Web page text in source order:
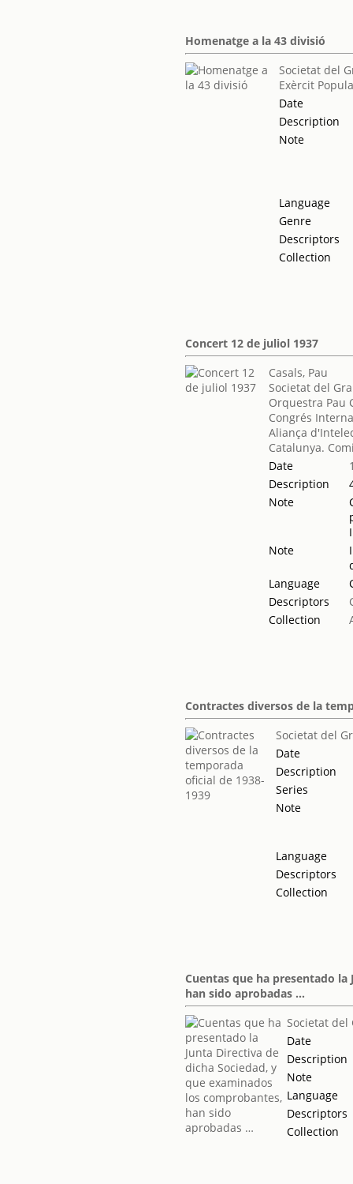
Homenatge a la 43 divisió
Societat del
Exèrcit
Date
Description
Note
Language
Genre
Descriptors
Collection
Concert 12 de juliol 1937
Casals, Pau
Societat del
Orquestra Pau
Congrés
Aliança
Catalunya.
Date
Description
Note
Note
Language
Descriptors
Collection
Contractes diversos de la
Societat del
Date
Description
Series
Note
Language
Descriptors
Collection
Cuentas que ha presentado
han sido aprobadas …
Societat del
Date
Description
Note
Language
Descriptors
Collection